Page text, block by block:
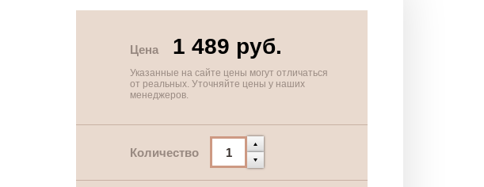
Цена 1 489 руб.
Указанные на сайте цены могут отличаться
от реальных. Уточняйте цены у наших
менеджеров.
Количество